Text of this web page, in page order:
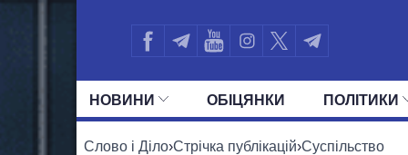
НОВИНИ ОБIЦЯНКИ ПОЛIТИКИ
УСІ ПОЛІТИКИ ПРЕЗИДЕНТ І ОФІС
Слово і Діло›Стрічка публікацій›Суспільство